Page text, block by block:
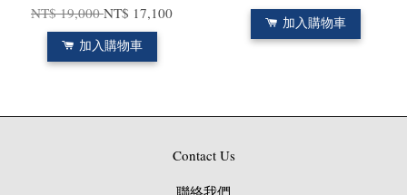
NT$ 19,000NT$ 17,100
加入購物車
加入購物車
Contact Us
聯絡我們